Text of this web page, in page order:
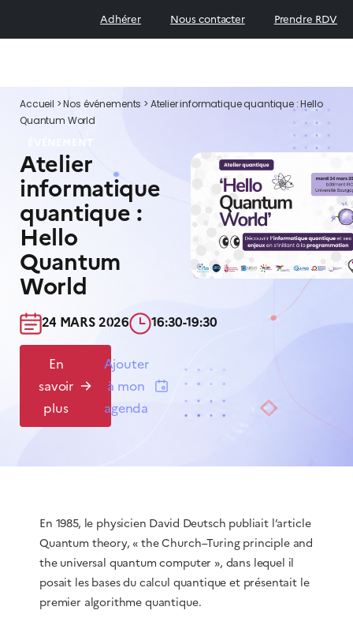
Adhérer Nous contacter Prendre RDV
Accueil >Nos événements > Atelier informatique quantique : Hello
Quantum World
ÉVÉNEMENT
Atelier
informatique
quantique :
Hello
Quantum
World
24 MARS 2026​ 16:30-19:30​
En
savoir
plus
Ajouter
à mon
agenda
En 1985, le physicien David Deutsch publiait l’article
Quantum theory, « the Church–Turing principle and
the universal quantum computer », dans lequel il
posait les bases du calcul quantique et présentait le
premier algorithme quantique.